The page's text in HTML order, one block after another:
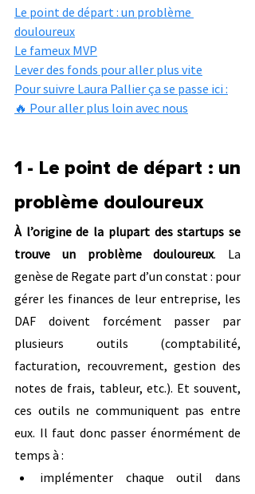
Le point de départ : un problème
douloureux
Le fameux MVP
Lever des fonds pour aller plus vite
Pour suivre Laura Pallier ça se passe ici :
🔥 Pour aller plus loin avec nous
1 - Le point de départ : un
problème douloureux
À l’origine de la plupart des startups se
trouve un problème douloureux. La
genèse de Regate part d’un constat : pour
gérer les finances de leur entreprise, les
DAF doivent forcément passer par
plusieurs outils (comptabilité,
facturation, recouvrement, gestion des
notes de frais, tableur, etc.). Et souvent,
ces outils ne communiquent pas entre
eux. Il faut donc passer énormément de
temps à :
implémenter chaque outil dans